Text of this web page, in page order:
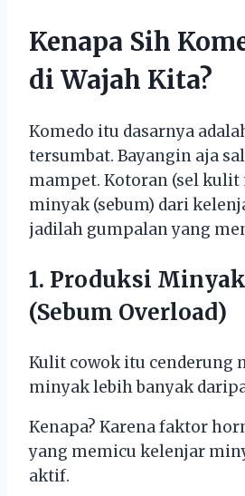
Kenapa Sih
di Wajah Kita?
Komedo itu dasarnya
tersumbat. Bayangin aja
mampet. Kotoran (sel
minyak (sebum) dari
jadilah gumpalan yang
1. Produksi
(Sebum Overload)
Kulit cowok itu cenderung
minyak lebih banyak
Kenapa? Karena faktor
yang memicu kelenjar
aktif.